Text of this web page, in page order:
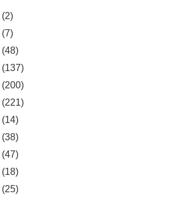
(2)
(7)
(48)
(137)
(200)
(221)
(14)
(38)
(47)
(18)
(25)